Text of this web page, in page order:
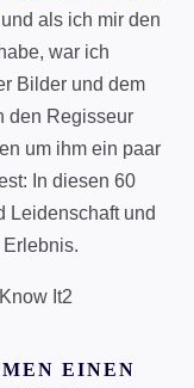
als ich mir den
war ich
Bilder und dem
den Regisseur
um ihm ein paar
In diesen 60
Leidenschaft und
EINEN